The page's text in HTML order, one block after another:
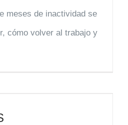
meses de inactividad se
cómo volver al trabajo y